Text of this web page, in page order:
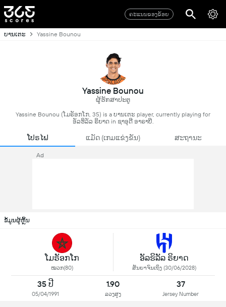
ຄະແນນຂອງຂ້ອຍ
ບານເຕະ Yassine Bounou
Yassine Bounou
ຜູ້ຮັກສາປະຕູ
Yassine Bounou (ໂມຣັອກໂກ, 35) is a ບານເຕະ player, currently playing for
ອັລຮິລັລ ຣິຍາດ in ຊາອຸດີ ອາຣາບີ.
ໂປຣໄຟ ແມັດ (ເກມແຂ່ງຂັນ) ສະຖານະ
Ad
ຂໍ້ມູນຜູ້ຫຼິ້ນ
ໂມຣັອກໂກ
ໝວກ(80)
ອັລຮິລັລ ຣິຍາດ
ສັນຍາຈົນເຖິງ (30/06/2028)
35 ປີ
05/04/1991
1.90
ລວງສູງ
37
Jersey Number